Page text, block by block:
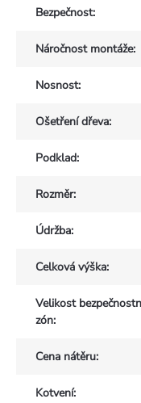
Bezpečnost:
Náročnost montáže:
Nosnost:
Ošetření dřeva:
Podklad:
Rozměr:
Údržba:
Celková výška:
Velikost
zón:
Cena nátěru:
Kotvení: